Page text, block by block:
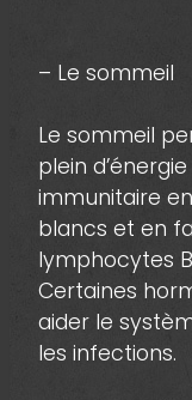
– Le sommeil
Le sommeil
plein
immunitaire
blancs et en
lymphocytes
Certaines
aider le
les infections.